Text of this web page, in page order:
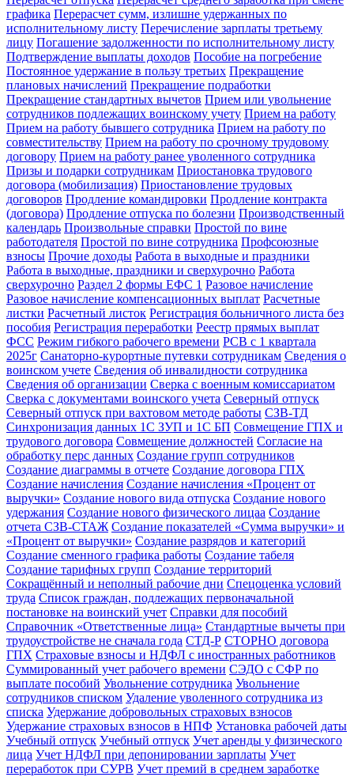
графика Перерасчет сумм, излишне удержанных по
исполнительному листу Перечисление зарплаты третьему
лицу Погашение задолженности по исполнительному листу
Подтверждение выплаты доходов Пособие на погребение
Постоянное удержание в пользу третьих Прекращение
плановых начислений Прекращение подработки
Прекращение стандартных вычетов Прием или увольнение
сотрудников подлежащих воинскому учету Прием на работу
Прием на работу бывшего сотрудника Прием на работу по
совместительству Прием на работу по срочному трудовому
договору Прием на работу ранее уволенного сотрудника
Призы и подарки сотрудникам Приостановка трудового
договора (мобилизация) Приостановление трудовых
договоров Продление командировки Продление контракта
(договора) Продление отпуска по болезни Производственный
календарь Произвольные справки Простой по вине
работодателя Простой по вине сотрудника Профсоюзные
взносы Прочие доходы Работа в выходные и праздники
Работа в выходные, праздники и сверхурочно Работа
сверхурочно Раздел 2 формы ЕФС 1 Разовое начисление
Разовое начисление компенсационных выплат Расчетные
листки Расчетный листок Регистрация больничного листа без
пособия Регистрация переработки Реестр прямых выплат
ФСС Режим гибкого рабочего времени РСВ с 1 квартала
2025г Санаторно-курортные путевки сотрудникам Сведения о
воинском учете Сведения об инвалидности сотрудника
Сведения об организации Сверка с военным комиссариатом
Сверка с документами воинского учета Северный отпуск
Северный отпуск при вахтовом методе работы СЗВ-ТД
Синхронизация данных 1С ЗУП и 1С БП Совмещение ГПХ и
трудового договора Совмещение должностей Согласие на
обработку перс данных Создание групп сотрудников
Создание диаграммы в отчете Создание договора ГПХ
Создание начисления Создание начисления «Процент от
выручки» Создание нового вида отпуска Создание нового
удержания Создание нового физического лицаа Создание
отчета СЗВ-СТАЖ Создание показателей «Сумма выручки» и
«Процент от выручки» Создание разрядов и категорий
Создание сменного графика работы Создание табеля
Создание тарифных групп Создание территорий
Сокращённый и неполный рабочие дни Спецоценка условий
труда Список граждан, подлежащих первоначальной
постановке на воинский учет Справки для пособий
Справочник «Ответственные лица» Стандартные вычеты при
трудоустройстве не сначала года СТД-Р СТОРНО договора
ГПХ Страховые взносы и НДФЛ с иностранных работников
Суммированный учет рабочего времени СЭДО с СФР по
выплате пособий Увольнение сотрудника Увольнение
сотрудников списком Удаление уволенного сотрудника из
списка Удержание добровольных страховых взносов
Удержание страховых взносов в НПФ Установка рабочей даты
Учебный отпуск Учебный отпуск Учет аренды у физического
лица Учет НДФЛ при депонировании зарплаты Учет
переработок при СУРВ Учет премий в среднем заработке